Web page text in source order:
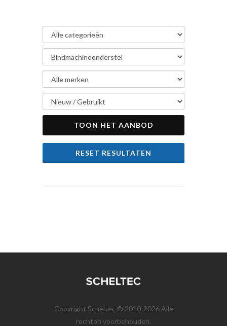
TOON HET AANBOD
RESET RESULTATEN
Copyright Scheltec © 2010-2026 Alle
rechten voorbehouden.